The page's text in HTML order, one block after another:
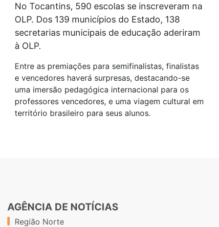
No Tocantins, 590 escolas se inscreveram na
OLP. Dos 139 municípios do Estado, 138
secretarias municipais de educação aderiram
à OLP.
Entre as premiações para semifinalistas, finalistas
e vencedores haverá surpresas, destacando-se
uma imersão pedagógica internacional para os
professores vencedores, e uma viagem cultural em
território brasileiro para seus alunos.
AGÊNCIA DE NOTÍCIAS
Região Norte